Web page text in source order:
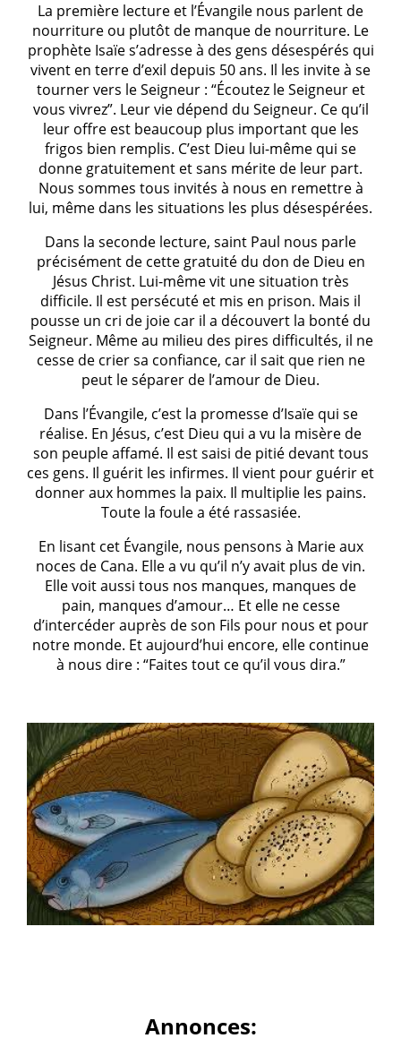
La première lecture et l’Évangile nous parlent de
nourriture ou plutôt de manque de nourriture. Le
prophète Isaïe s’adresse à des gens désespérés qui
vivent en terre d’exil depuis 50 ans. Il les invite à se
tourner vers le Seigneur : “Écoutez le Seigneur et
vous vivrez”. Leur vie dépend du Seigneur. Ce qu’il
leur offre est beaucoup plus important que les
frigos bien remplis. C’est Dieu lui-même qui se
donne gratuitement et sans mérite de leur part.
Nous sommes tous invités à nous en remettre à
lui, même dans les situations les plus désespérées.
Dans la seconde lecture, saint Paul nous parle
précisément de cette gratuité du don de Dieu en
Jésus Christ. Lui-même vit une situation très
difficile. Il est persécuté et mis en prison. Mais il
pousse un cri de joie car il a découvert la bonté du
Seigneur. Même au milieu des pires difficultés, il ne
cesse de crier sa confiance, car il sait que rien ne
peut le séparer de l’amour de Dieu.
Dans l’Évangile, c’est la promesse d’Isaïe qui se
réalise. En Jésus, c’est Dieu qui a vu la misère de
son peuple affamé. Il est saisi de pitié devant tous
ces gens. Il guérit les infirmes. Il vient pour guérir et
donner aux hommes la paix. Il multiplie les pains.
Toute la foule a été rassasiée.
En lisant cet Évangile, nous pensons à Marie aux
noces de Cana. Elle a vu qu’il n’y avait plus de vin.
Elle voit aussi tous nos manques, manques de
pain, manques d’amour… Et elle ne cesse
d’intercéder auprès de son Fils pour nous et pour
notre monde. Et aujourd’hui encore, elle continue
à nous dire : “Faites tout ce qu’il vous dira.”
Annonces: